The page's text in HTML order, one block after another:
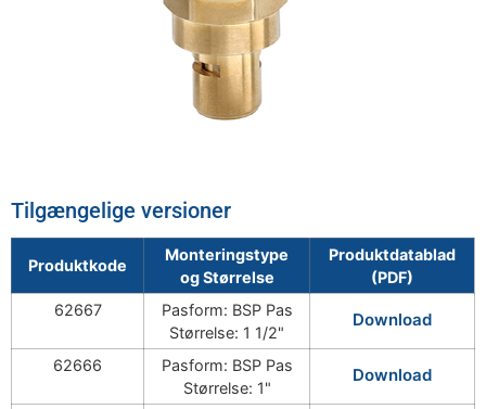
Tilgængelige versioner
Produktkode
Monteringstype
og Størrelse
Produktdatablad
(PDF)
62667
Pasform: BSP Pas
Størrelse: 1 1/2"
Download
62666
Pasform: BSP Pas
Størrelse: 1"
Download